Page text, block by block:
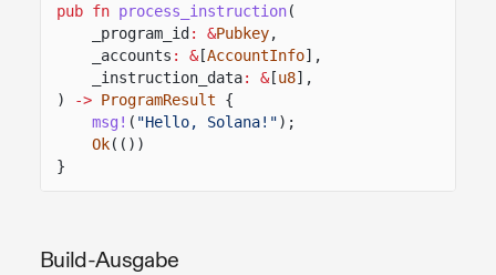
pub fn process_instruction(
_program_id : &Pubkey,
_accounts : &[AccountInfo],
_instruction_data: &[u8],
)
-> ProgramResult
{
msg! ( "Hello, Solana!");
Ok(())
}
Build-Ausgabe